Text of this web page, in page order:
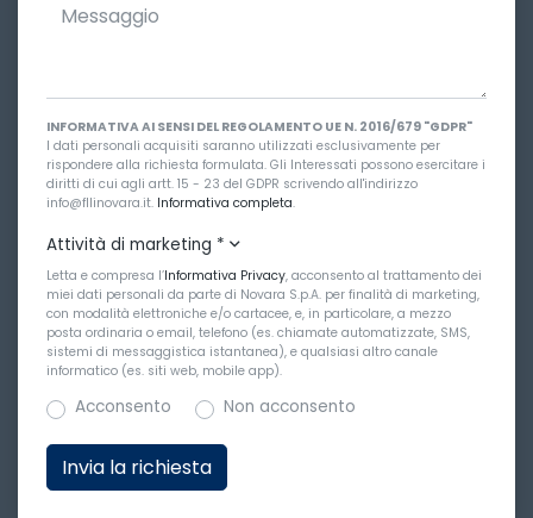
INFORMATIVA AI SENSI DEL REGOLAMENTO UE N. 2016/679 "GDPR"
I dati personali acquisiti saranno utilizzati esclusivamente per
rispondere alla richiesta formulata. Gli Interessati possono esercitare i
diritti di cui agli artt. 15 - 23 del GDPR scrivendo all'indirizzo
info@fllinovara.it. Informativa completa.
Attività di marketing *
Letta e compresa l’Informativa Privacy, acconsento al trattamento dei
miei dati personali da parte di Novara S.p.A. per finalità di marketing,
con modalità elettroniche e/o cartacee, e, in particolare, a mezzo
posta ordinaria o email, telefono (es. chiamate automatizzate, SMS,
sistemi di messaggistica istantanea), e qualsiasi altro canale
informatico (es. siti web, mobile app).
Acconsento Non acconsento